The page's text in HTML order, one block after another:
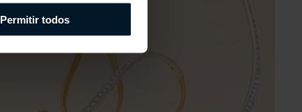
Permitir todos